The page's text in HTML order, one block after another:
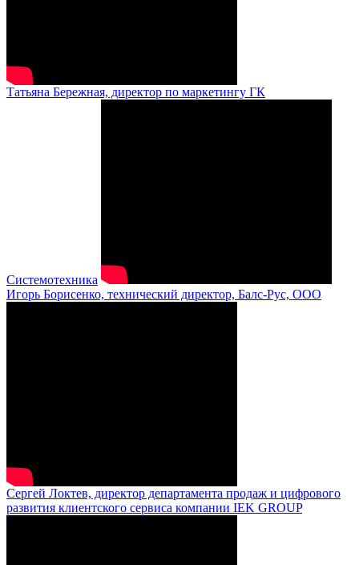
Татьяна Бережная, директор по маркетингу ГК
Системотехника
Игорь Борисенко, технический директор, Балс-Рус, ООО
Сергей Локтев, директор департамента продаж и цифрового
развития клиентского сервиса компании IEK GROUP